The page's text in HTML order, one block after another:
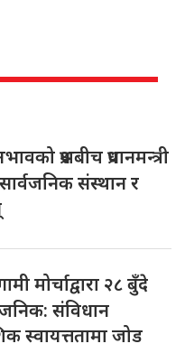
प्रश्नबीच प्रधानमन्त्री
संस्थान र
मोर्चाद्वारा २८ बुँदे
संविधान
स्वायत्ततामा जोड